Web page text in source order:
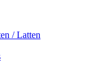
/ Latten